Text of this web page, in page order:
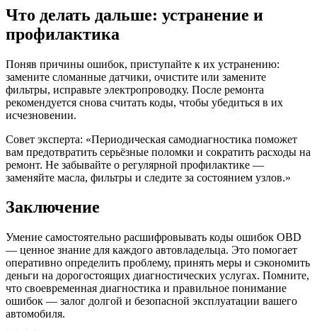
Что делать дальше: устранение и
профилактика
Поняв причины ошибок, приступайте к их устранению:
замените сломанные датчики, очистите или замените
фильтры, исправьте электропроводку. После ремонта
рекомендуется снова считать коды, чтобы убедиться в их
исчезновении.
Совет эксперта: «Периодическая самодиагностика поможет
вам предотвратить серьёзные поломки и сократить расходы на
ремонт. Не забывайте о регулярной профилактике —
заменяйте масла, фильтры и следите за состоянием узлов.»
Заключение
Умение самостоятельно расшифровывать коды ошибок OBD
— ценное знание для каждого автовладельца. Это помогает
оперативно определить проблему, принять меры и сэкономить
деньги на дорогостоящих диагностических услугах. Помните,
что своевременная диагностика и правильное понимание
ошибок — залог долгой и безопасной эксплуатации вашего
автомобиля.